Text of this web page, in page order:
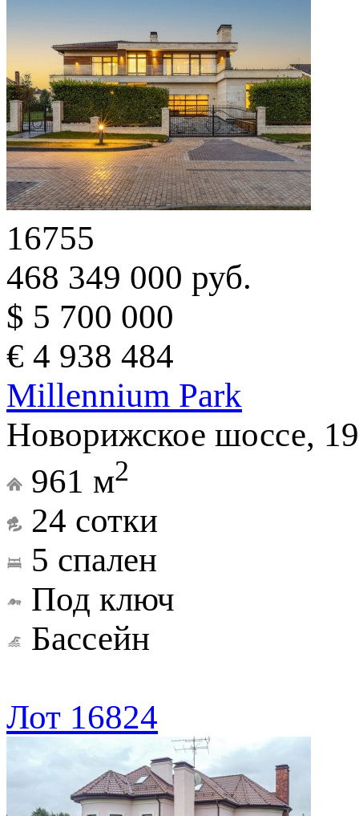
16755
468 349 000 руб.
$ 5 700 000
€ 4 938 484
Millennium Park
Новорижское шоссе,
961 м2
24 сотки
5 спален
Под ключ
Бассейн
Лот 16824